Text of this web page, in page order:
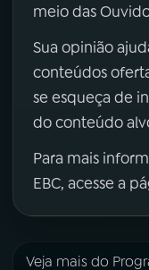
meio das
Sua opinião
conteúdos
se esqueça de
do conteúdo
Para mais
EBC, acesse a
Veja mais do